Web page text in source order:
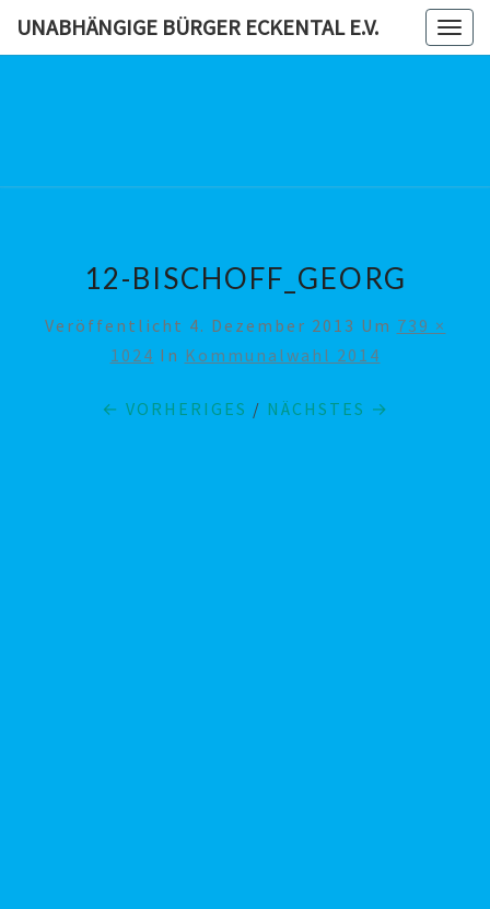
UNABHÄNGIGE BÜRGER ECKENTAL E.V.
12-BISCHOFF_GEORG
Veröffentlicht 4. Dezember 2013 Um 739 ×
1024 In Kommunalwahl 2014
← VORHERIGES / NÄCHSTES →